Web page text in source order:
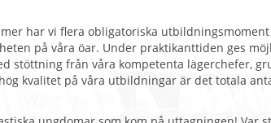
har vi flera obligatoriska
på våra öar. Under praktikanttiden ges
stöttning från våra kompetenta lägerchefer,
kvalitet på våra utbildningar är det totala